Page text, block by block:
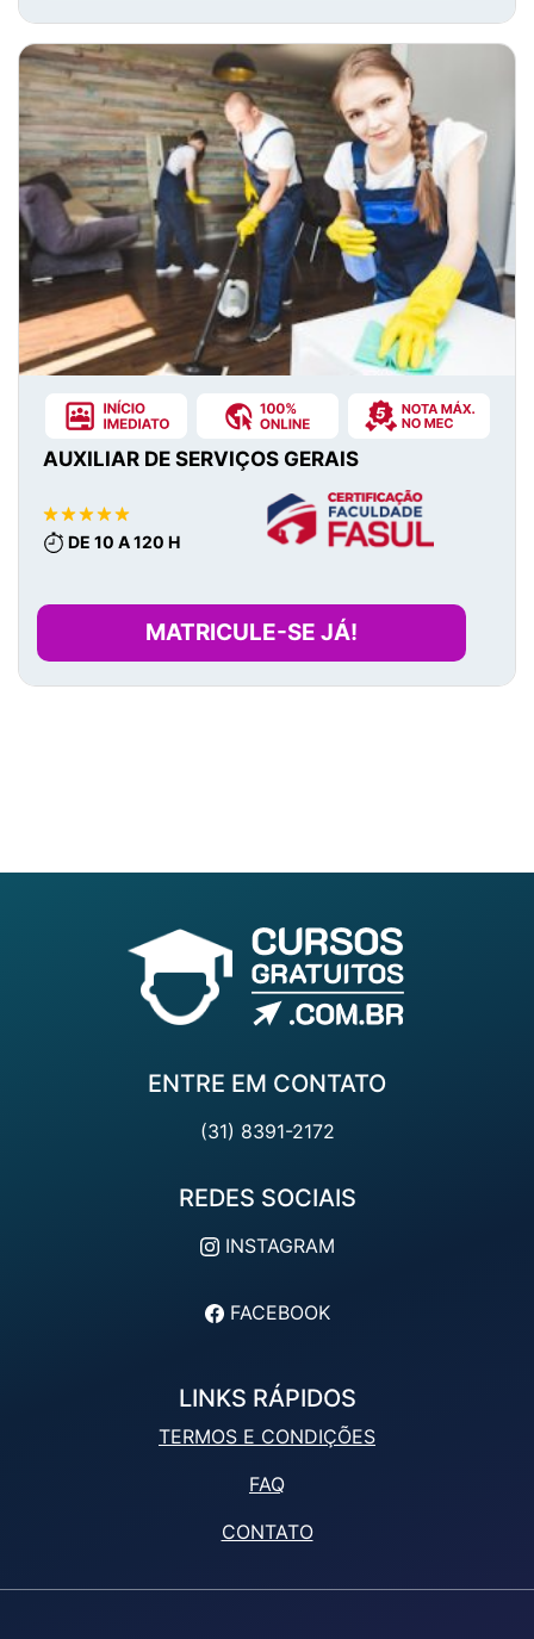
AUXILIAR DE SERVIÇOS GERAIS
DE 10 A 120 H
MATRICULE-SE JÁ!
ENTRE EM CONTATO
(31) 8391-2172
REDES SOCIAIS
INSTAGRAM
FACEBOOK
LINKS RÁPIDOS
TERMOS E CONDIÇÕES
FAQ
CONTATO